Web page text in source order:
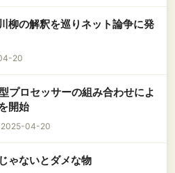
柳の解釈を巡りネット論争に発
20
プロセッサーの組み合わせによ
開始
2025-04-20
ゃないとダメな物